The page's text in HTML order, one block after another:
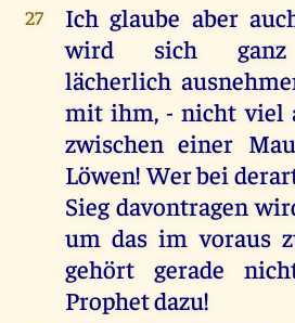
27
Ich glaube aber
wird sich ganz
lächerlich
mit ihm, - nicht viel
zwischen einer
Löwen! Wer bei
Sieg davontragen
um das im voraus
gehört gerade
Prophet dazu!